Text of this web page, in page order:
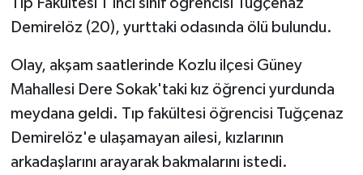
Demirelöz (20), yurttaki odasında ölü bulundu.
Olay, akşam saatlerinde Kozlu ilçesi Güney
Mahallesi Dere Sokak'taki kız öğrenci yurdunda
meydana geldi. Tıp fakültesi öğrencisi Tuğçenaz
Demirelöz'e ulaşamayan ailesi, kızlarının
arkadaşlarını arayarak bakmalarını istedi.